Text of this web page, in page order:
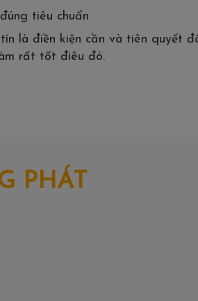
tiêu chuẩn
là điền kiện cần và tiên quyết
rất tốt điêu đó.
PHÁT